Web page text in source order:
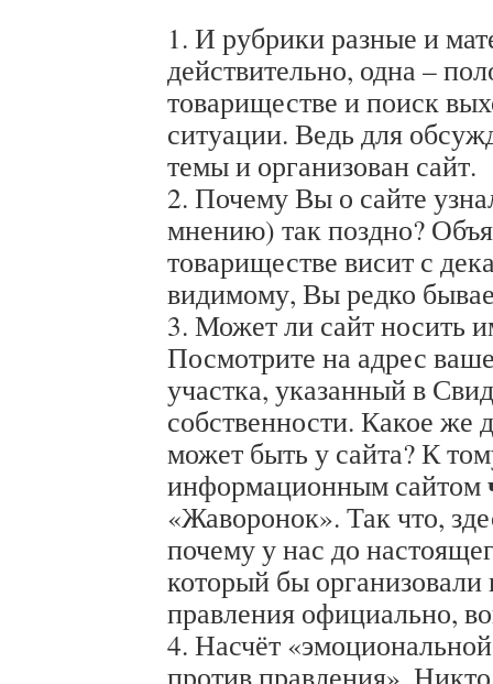
1. И рубрики разные и
действительно, одна –
товариществе и поиск
ситуации. Ведь для
темы и организован сайт.
2. Почему Вы о сайте
мнению) так поздно?
товариществе висит с
видимому, Вы редко
3. Может ли сайт носить
Посмотрите на адрес
участка, указанный в
собственности. Какое же
может быть у сайта? К
информационным сайтом
«Жаворонок». Так что,
почему у нас до
который бы
правления официально,
4. Насчёт
против правления».